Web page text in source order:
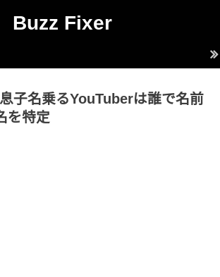
Buzz Fixer
子名乗るYouTuberは誰で名前
を特定